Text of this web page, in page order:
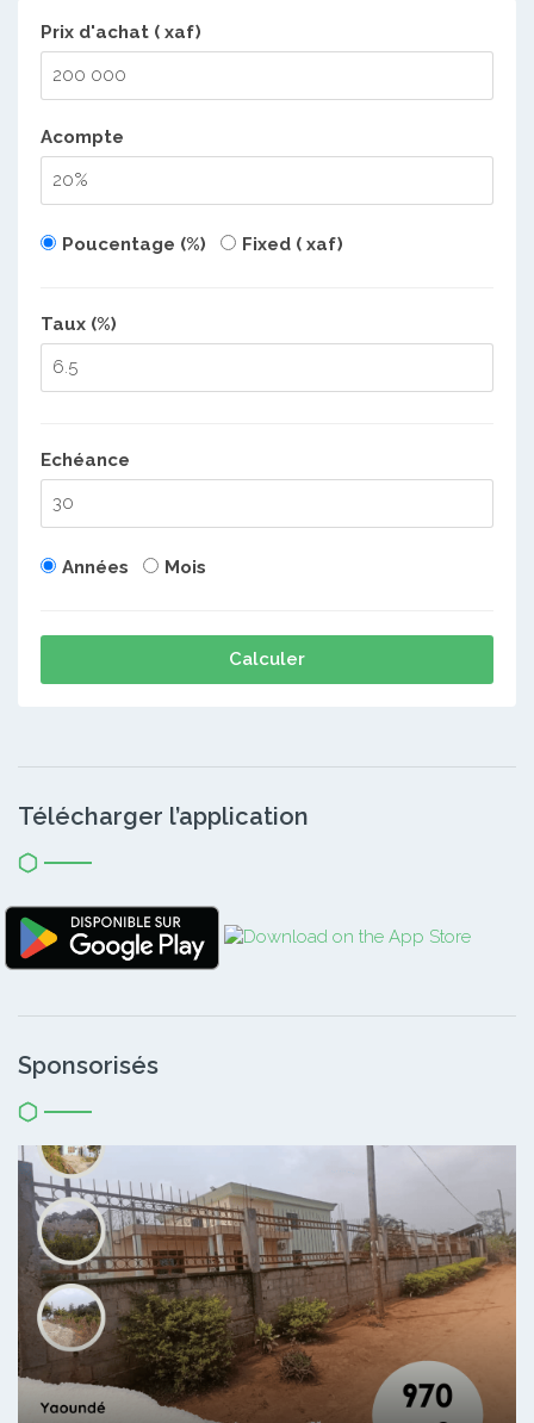
Prix d'achat ( xaf)
Acompte
Poucentage (%) Fixed ( xaf)
Taux (%)
Echéance
Années Mois
Calculer
Télécharger l’application
Sponsorisés